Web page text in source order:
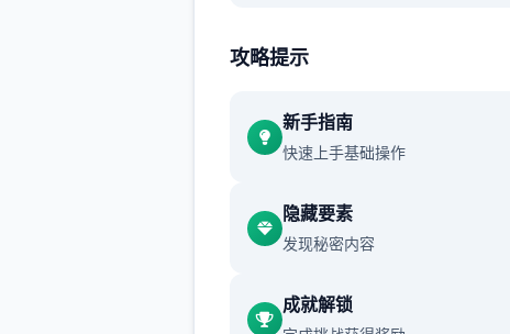
收获后给ビスティ（碧丝蒂，后面
胡萝卜和土豆，之后可以解锁卷心
菜，前三种作物的收益都不高，我
从卷心菜开始，作物的收益将会大
幅提高，如果我们全部种满，在十
15*15*840=189000G，初步实现
攻略提示
新手指南
快速上手基础操作
隐藏要素
发现秘密内容
成就解锁